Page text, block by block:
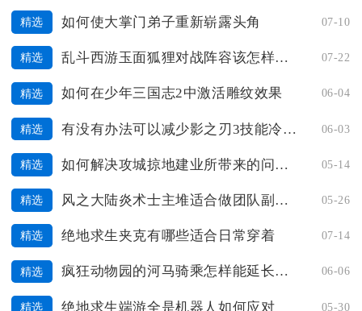
精选 如何使大掌门弟子重新崭露头角 07-10
精选 乱斗西游玉面狐狸对战阵容该怎样选择 07-22
精选 如何在少年三国志2中激活雕纹效果 06-04
精选 有没有办法可以减少影之刃3技能冷却的时间 06-03
精选 如何解决攻城掠地建业所带来的问题诸葛靓 05-14
精选 风之大陆炎术士主堆适合做团队副本吗 05-26
精选 绝地求生夹克有哪些适合日常穿着 07-14
精选 疯狂动物园的河马骑乘怎样能延长时间 06-06
精选 绝地求生端游全是机器人如何应对 05-30